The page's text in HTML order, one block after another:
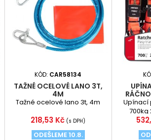
KÓD: CAR58134
TAŽNÉ OCELOVÉ LANO 3T,
4M
Tažné ocelové lano 3t, 4m
Cena
218,53 Kč (s DPH)
ODEŠLEME 10.8.
Upínací
700kg